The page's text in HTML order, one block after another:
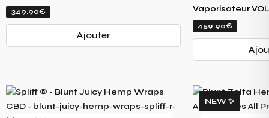
349.90€
Ajouter
Vaporisateur
459.90€
NEW ✨